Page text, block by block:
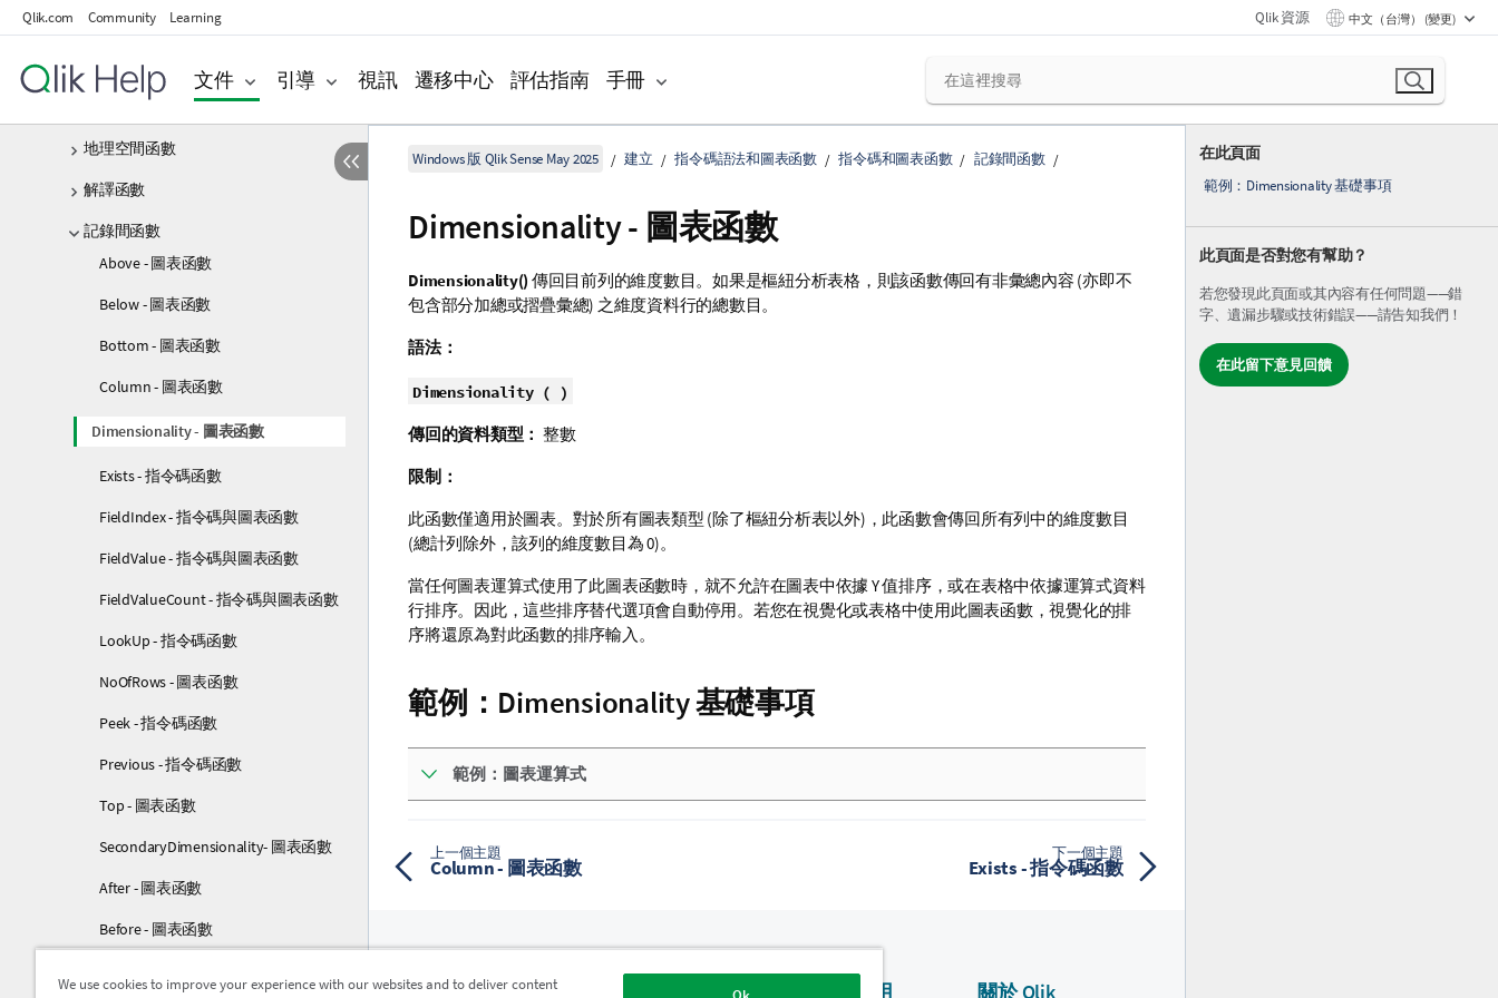
Qlik.com Community Learning Qlik 資源 中文（台灣） (變更)
文件 引導 視訊 遷移中心 評估指南 手冊
財務函數
格式設定函數
一般數值函數
地理空間函數
解譯函數
記錄間函數
Above - 圖表函數
Below - 圖表函數
Bottom - 圖表函數
Column - 圖表函數
Dimensionality - 圖表函數
Exists - 指令碼函數
FieldIndex - 指令碼與圖表函數
FieldValue - 指令碼與圖表函數
FieldValueCount - 指令碼與圖表函數
LookUp - 指令碼函數
NoOfRows - 圖表函數
Peek - 指令碼函數
Previous - 指令碼函數
Top - 圖表函數
SecondaryDimensionality- 圖表函數
After - 圖表函數
Before - 圖表函數
在此頁面
範例：Dimensionality 基礎事項
此頁面是否對您有幫助？
若您發現此頁面或其內容有任何問題——錯
字、遺漏步驟或技術錯誤——請告知我們！
在此留下意見回饋
Windows 版 Qlik Sense May 2025 建立 指令碼語法和圖表函數 指令碼和圖表函數 記錄間函數
Dimensionality- 圖表函數
Dimensionality() 傳回目前列的維度數目。如果是樞紐分析表格，則該函數傳回有非彙總內容 (亦即不
包含部分加總或摺疊彙總) 之維度資料行的總數目。
語法：
Dimensionality ( )
傳回的資料類型： 整數
限制：
此函數僅適用於圖表。對於所有圖表類型 (除了樞紐分析表以外)，此函數會傳回所有列中的維度數目
(總計列除外，該列的維度數目為 0)。
當任何圖表運算式使用了此圖表函數時，就不允許在圖表中依據 Y 值排序，或在表格中依據運算式資料
行排序。因此，這些排序替代選項會自動停用。若您在視覺化或表格中使用此圖表函數，視覺化的排
序將還原為對此函數的排序輸入。
範例： Dimensionality基礎事項
範例：圖表運算式
上一個主題
Column - 圖表函數
下一個主題
Exists - 指令碼函數
資源 為什麼使用 關於 Qlik
We use cookies to improve your experience with our websites and to deliver content